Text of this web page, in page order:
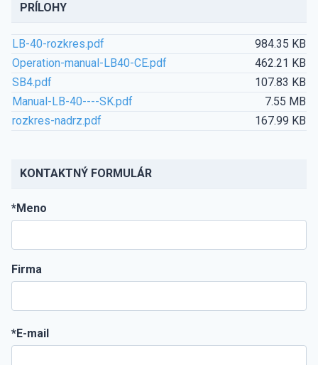
PRÍLOHY
LB-40-rozkres.pdf
984.35 KB
Operation-manual-LB40-СЕ.pdf
462.21 KB
SB4.pdf
107.83 KB
Manual-LB-40----SK.pdf
7.55 MB
rozkres-nadrz.pdf
167.99 KB
KONTAKTNÝ FORMULÁR
*Meno
Firma
*E-mail